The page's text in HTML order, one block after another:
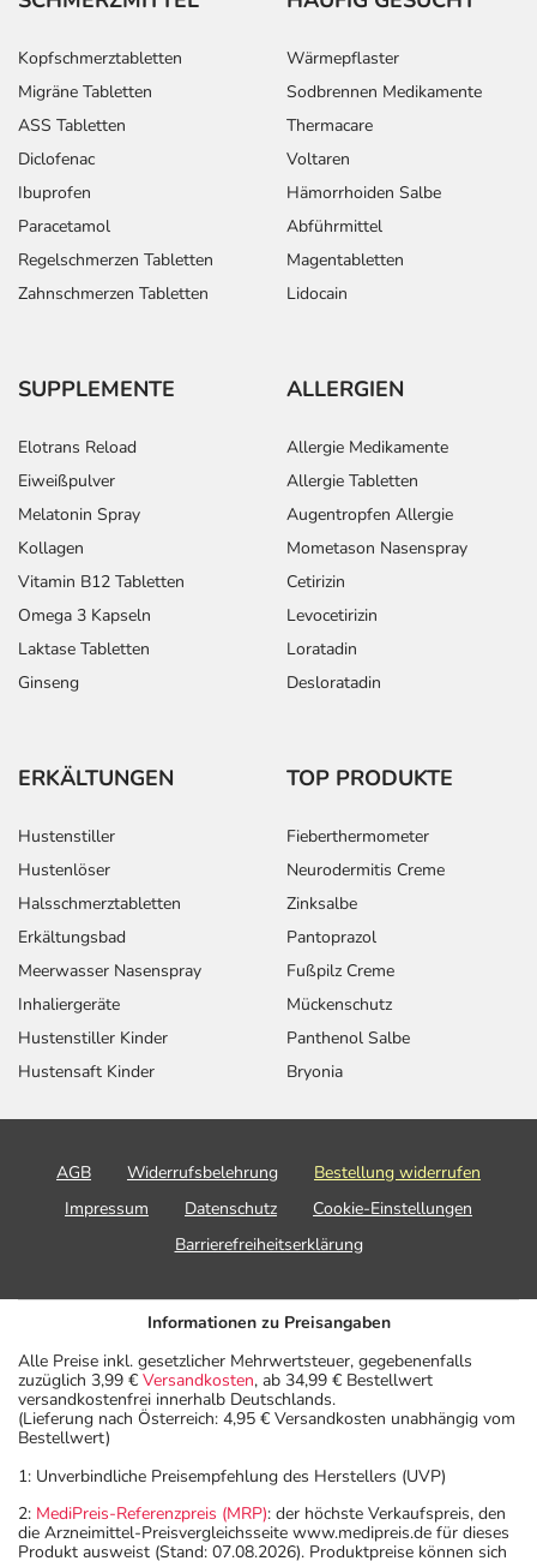
seltenen Fällen können die Blutungen zu einer Blutarmut
- Ausscheidung von Blutbestandteilen mit dem Urin
- Störungen der Sexualfunktion
- Menstruationsstörung
- Gelenkschmerzen
- Fieber
- Unwohlsein
- Allgemeine Schwäche
- Entzündung der Zunge
- Infektion der oberen Atemwege (URTI)
- Zähneknirschen
- Muskelschmerzen
- Gut- oder bösartige Neubildung von Körpergeweben
(Tumor)
- Verstärkter Harndrang
- Störungen bei der Entleerung der Harnblase
Bemerken Sie eine Befindlichkeitsstörung oder
Veränderung während der Behandlung, wenden Sie sich
an Ihren Arzt oder Apotheker.
einem von 1.000 behandelten Patienten auftreten.
Dosierung
Text Einzeldosis
Depression und
Vorbeugung gegen
einer Depression -
Behandlungsbeginn:
Erwachsene 1 Tablette
ein Wiederauftreten
einer Depression -
bei schweren
-
Behandlungsbeginn:
Zwangserkrankung
- bei schweren
Formen:
Kopfschmerztabletten
Migräne Tabletten
ASS Tabletten
Diclofenac
Ibuprofen
Paracetamol
Regelschmerzen Tabletten
Zahnschmerzen Tabletten
Wärmepflaster
Sodbrennen Medikamente
Thermacare
Voltaren
Hämorrhoiden Salbe
Abführmittel
Magentabletten
Lidocain
SUPPLEMENTE
Elotrans Reload
Eiweißpulver
Melatonin Spray
Kollagen
Vitamin B12 Tabletten
Omega 3 Kapseln
Laktase Tabletten
Ginseng
ALLERGIEN
Allergie Medikamente
Allergie Tabletten
Augentropfen Allergie
Mometason Nasenspray
Cetirizin
Levocetirizin
Loratadin
Desloratadin
ERKÄLTUNGEN
Hustenstiller
Hustenlöser
Halsschmerztabletten
Erkältungsbad
Meerwasser Nasenspray
Inhaliergeräte
Hustenstiller Kinder
Hustensaft Kinder
TOP PRODUKTE
Fieberthermometer
Neurodermitis Creme
Zinksalbe
Pantoprazol
Fußpilz Creme
Mückenschutz
Panthenol Salbe
Bryonia
AGB Widerrufsbelehrung
Bestellung widerrufen
Impressum
Datenschutz
Cookie-Einstellungen
Barrierefreiheitserklärung
Informationen zu Preisangaben
Alle Preise inkl. gesetzlicher Mehrwertsteuer, gegebenenfalls
zuzüglich 3,99 € Versandkosten, ab 34,99 € Bestellwert
versandkostenfrei innerhalb Deutschlands.
(Lieferung nach Österreich: 4,95 € Versandkosten unabhängig vom
Bestellwert)
1: Unverbindliche Preisempfehlung des Herstellers (UVP)
2: MediPreis-Referenzpreis (MRP): der höchste Verkaufspreis, den
die Arzneimittel-Preisvergleichsseite www.medipreis.de für dieses
Produkt ausweist (Stand: 07.08.2026). Produktpreise können sich